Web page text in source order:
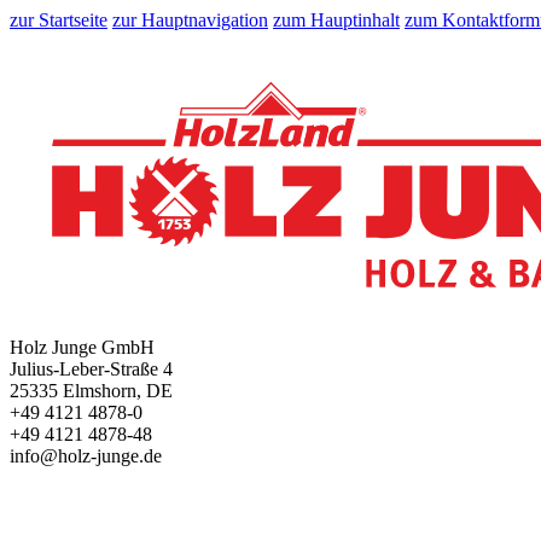
zur Startseite zur Hauptnavigation zum Hauptinhalt zum
Holz Junge GmbH
Julius-Leber-Straße 4
25335 Elmshorn, DE
+49 4121 4878-0
+49 4121 4878-48
info@holz-junge.de